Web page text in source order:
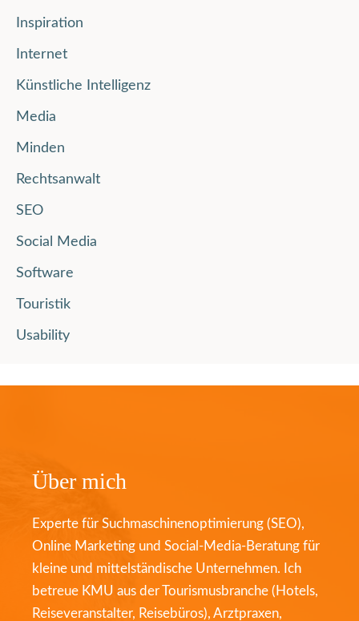
Inspiration
Internet
Künstliche Intelligenz
Media
Minden
Rechtsanwalt
SEO
Social Media
Software
Touristik
Usability
Über mich
Experte für Suchmaschinenoptimierung (SEO),
Online Marketing und Social-Media-Beratung für
kleine und mittelständische Unternehmen. Ich
betreue KMU aus der Tourismusbranche (Hotels,
Reiseveranstalter, Reisebüros), Arztpraxen,